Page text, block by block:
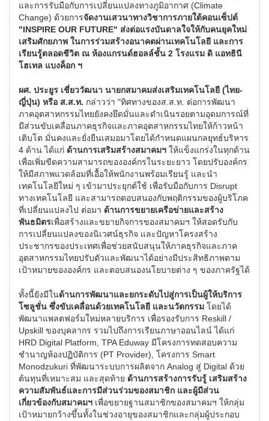
และการรับมือกับการเปลี่ยนแปลงทางภูมิอากาศ (Climate
Change) ด้วยการจัดงานเสวนาทางวิชาการภายใต้คอนเซ็ปต์
"INSPIRE OUR FUTURE" ส่งต่อแรงบันดาลใจให้กับคนยุคใหม่
เสริมศักยภาพ ในการร่วมสร้างอนาคตผ่านเทคโนโลยี และการ
เรียนรู้ตลอดชีวิต ณ ห้องแกรนด์ฮอลล์ชั้น 2 โรงแรม ดิ แอทธินี
โฮเทล แบงค็อก ฯ
ผศ. ประยูร เชี่ยววัฒนา นายกสมาคมส่งเสริมเทคโนโลยี (ไทย-
ญี่ปุ่น) หรือ ส.ส.ท. กล่าวว่า "ทิศทางของส.ส.ท. ต่อการพัฒนา
ภาคอุตสาหกรรมไทยยังคงยึดมั่นและดำเนินรอยตามอุดมการณ์ที่
มีส่วนขับเคลื่อนภาคธุรกิจและภาคอุตสาหกรรมไทยให้ก้าวหน้า
เติบโต มั่นคงและยั่งยืนเสมอมาโดยได้กำหนดแผนกลยุทธ์บริหาร
4 ด้าน ได้แก่ ด้านการเสริมสร้างสมาคมฯ ให้แข็งแกร่งในทุกด้าน
เพื่อเพิ่มขีดความสามารถขององค์กรในระยะยาว โดยปรับองค์กร
ให้มีสภาพแวดล้อมที่เอื้อให้พนักงานพร้อมเรียนรู้ และนำ
เทคโนโลยีใหม่ ๆ เข้ามาประยุกต์ใช้ เพื่อรับมือกับการ Disrupt
ทางเทคโนโลยี และสามารถตอบสนองกับพฤติกรรมของผู้บริโภค
ที่เปลี่ยนแปลงไป ต่อมา ด้านการขยายเครือข่ายและสร้าง
พันธมิตรเพื่อสร้างและขยายกิจการของสมาคมฯ ให้สอดรับกับ
การเปลี่ยนแปลงของนิเวศน์ธุรกิจ และปัญหาโครงสร้าง
ประชากรของประเทศเพื่อช่วยสนับสนุนให้ภาคธุรกิจและภาค
อุตสาหกรรมไทยปรับตัวและพัฒนาได้อย่างมีประสิทธิภาพตาม
เป้าหมายขององค์กร และตอบสนองนโยบายต่าง ๆ ของภาครัฐได้
ทั้งนี้ยังมีในด้านการพัฒนาและยกระดับไปสู่การเป็นผู้ให้บริการ
โซลูชั่น ซึ่งขับเคลื่อนด้วยเทคโนโลยี และนวัตกรรม โดยได้
พัฒนาแพลตฟอร์มใหม่หลายบริการ เพื่อรองรับการ Reskill /
Upskill ของบุคลากร รวมไปถึงการเรียนภาษาออนไลน์ ได้แก่
HRD Digital Platform, TPA Eduway มีโครงการทดสอบความ
ชำนาญห้องปฏิบัติการ (PT Provider), โครงการ Smart
Monodzukuri ที่พัฒนาระบบการผลิตจาก Analog สู่ Digital ด้วย
ต้นทุนที่เหมาะสม และสุดท้าย ด้านการสร้างการรับรู้ เสริมสร้าง
ความสัมพันธ์และการมีส่วนร่วมของสมาชิก และผู้มีส่วน
เกี่ยวข้องกับสมาคมฯ เพื่อขยายฐานสมาชิกของสมาคมฯ ให้กลุ่ม
เป้าหมายกว้างขึ้นทั้งในช่วงอายุของสมาชิกและกลุ่มผู้ประกอบ